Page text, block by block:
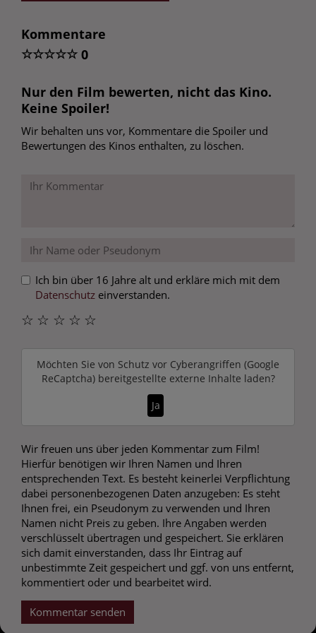
Kommentare
☆☆☆☆☆ 0
Nur den Film bewerten, nicht das Kino.
Keine Spoiler!
Wir behalten uns vor, Kommentare die Spoiler und
Bewertungen des Kinos enthalten, zu löschen.
Ich bin über 16 Jahre alt und erkläre mich mit dem
Datenschutz einverstanden.
☆
☆
☆
☆
☆
Möchten Sie von Schutz vor Cyberangriffen (Google
ReCaptcha)bereitgestellte externe Inhalte laden?
Ja
Wir freuen uns über jeden Kommentar zum Film!
Hierfür benötigen wir Ihren Namen und Ihren
entsprechenden Text. Es besteht keinerlei Verpflichtung
dabei personenbezogenen Daten anzugeben: Es steht
Ihnen frei, ein Pseudonym zu verwenden und Ihren
Namen nicht Preis zu geben. Ihre Angaben werden
verschlüsselt übertragen und gespeichert. Sie erklären
sich damit einverstanden, dass Ihr Eintrag auf
unbestimmte Zeit gespeichert und ggf. von uns entfernt,
kommentiert oder und bearbeitet wird.
Kommentar senden